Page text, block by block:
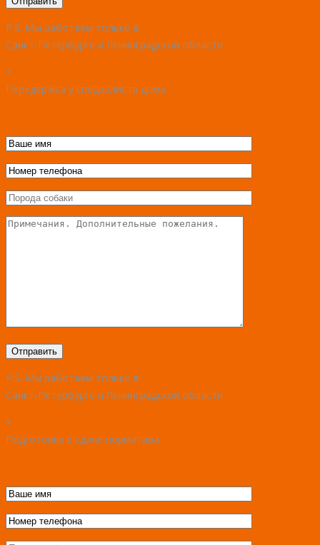
P.S. Мы работаем только в
Санкт-Петербурге и Ленинградской области
×
Передержка у специалиста дома
P.S. Мы работаем только в
Санкт-Петербурге и Ленинградской области
×
Подготовка к сдаче норматива